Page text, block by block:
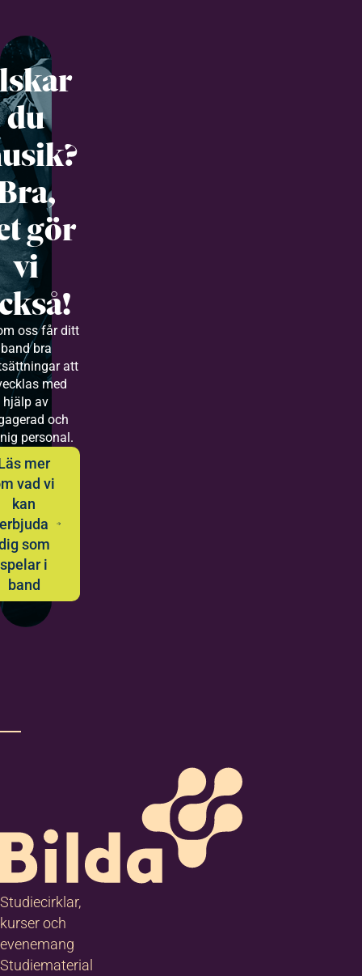
du
gör
vi
oss får ditt
band bra
att
med
hjälp av
och
personal.
mer
vad vi
kan
erbjuda
som
spelar i
band
Studiecirklar,
kurser och
evenemang
Studiematerial